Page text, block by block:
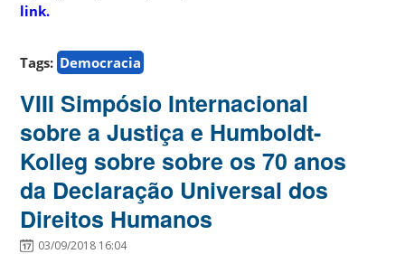
link.
Tags: Democracia
VIII Simpósio Internacional
sobre a Justiça e Humboldt-
Kolleg sobre sobre os 70 anos
da Declaração Universal dos
Direitos Humanos
03/09/2018 16:04